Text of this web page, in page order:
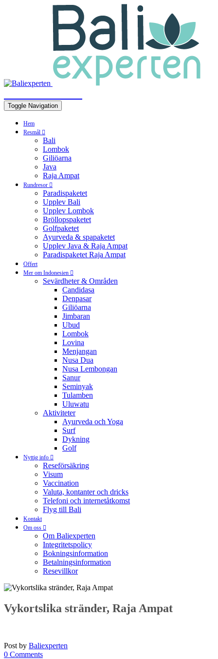
Toggle Navigation
Hem
Resmål
Bali
Lombok
Giliöarna
Java
Raja Ampat
Rundresor
Paradispaketet
Upplev Bali
Upplev Lombok
Bröllopspaketet
Golfpaketet
Ayurveda & spapaketet
Upplev Java & Raja Ampat
Paradispaketet Raja Ampat
Offert
Mer om Indonesien
Sevärdheter & Områden
Candidasa
Denpasar
Giliöarna
Jimbaran
Ubud
Lombok
Lovina
Menjangan
Nusa Dua
Nusa Lembongan
Sanur
Seminyak
Tulamben
Uluwatu
Aktiviteter
Ayurveda och Yoga
Surf
Dykning
Golf
Nyttig info
Reseförsäkring
Visum
Vaccination
Valuta, kontanter och dricks
Telefoni och internetåtkomst
Flyg till Bali
Kontakt
Om oss
Om Baliexperten
Integritetspolicy
Bokningsinformation
Betalningsinformation
Resevillkor
Vykortslika stränder, Raja Ampat
Post by Baliexperten
0 Comments